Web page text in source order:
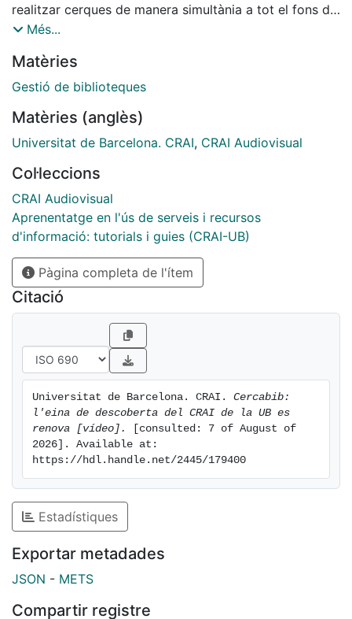
realitzar cerques de manera simultània a tot el fons del
CRAI al marge del suport, tipologia o ubicació del
tesis, audiovisuals i altres, independentment de si són
recursos en paper o format electrònic i de si estan
Biblioteques o allotjats en un servidor propi o aliè.
Més...
Matèries
Gestió de biblioteques
Matèries (anglès)
Universitat de Barcelona. CRAI, CRAI Audiovisual
Col·leccions
CRAI Audiovisual
Aprenentatge en l'ús de serveis i recursos
d'informació: tutorials i guies (CRAI-UB)
Pàgina completa de l'ítem
Citació
Universitat de Barcelona. CRAI. Cercabib:
l'eina de descoberta del CRAI de la UB es
renova [vídeo].
[consulted: 7 of August of
2026]. Available at:
https://hdl.handle.net/2445/179400
Estadístiques
Exportar metadades
JSON - METS
Compartir registre